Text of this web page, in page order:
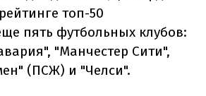
топ-50
пять футбольных клубов:
"Манчестер Сити",
(ПСЖ) и "Челси".